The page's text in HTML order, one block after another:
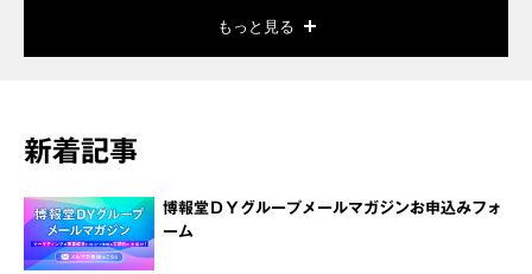
もっと見る
新着記事
博報堂ＤＹグループメールマガジンお申込みフォ
ーム